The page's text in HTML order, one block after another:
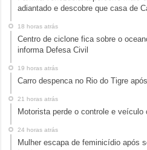
adiantado e descobre que casa de
18 horas atrás
Centro de ciclone fica sobre o
informa Defesa Civil
19 horas atrás
Carro despenca no Rio do Tigre
21 horas atrás
Motorista perde o controle e
24 horas atrás
Mulher escapa de feminicídio após